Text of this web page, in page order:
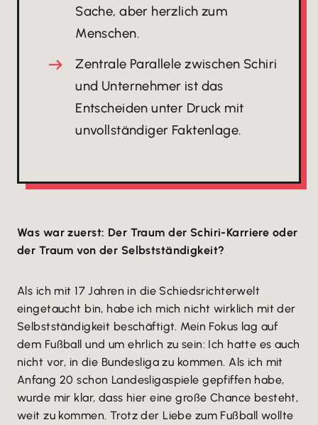
Sache, aber herzlich zum
Menschen.
Zentrale Parallele zwischen Schiri
und Unternehmer ist das
Entscheiden unter Druck mit
unvollständiger Faktenlage.
Was war zuerst: Der Traum der Schiri-Karriere oder
der Traum von der Selbstständigkeit?
Als ich mit 17 Jahren in die Schiedsrichterwelt
eingetaucht bin, habe ich mich nicht wirklich mit der
Selbstständigkeit beschäftigt. Mein Fokus lag auf
dem Fußball und um ehrlich zu sein: Ich hatte es auch
nicht vor, in die Bundesliga zu kommen. Als ich mit
Anfang 20 schon Landesligaspiele gepfiffen habe,
wurde mir klar, dass hier eine große Chance besteht,
weit zu kommen. Trotz der Liebe zum Fußball wollte